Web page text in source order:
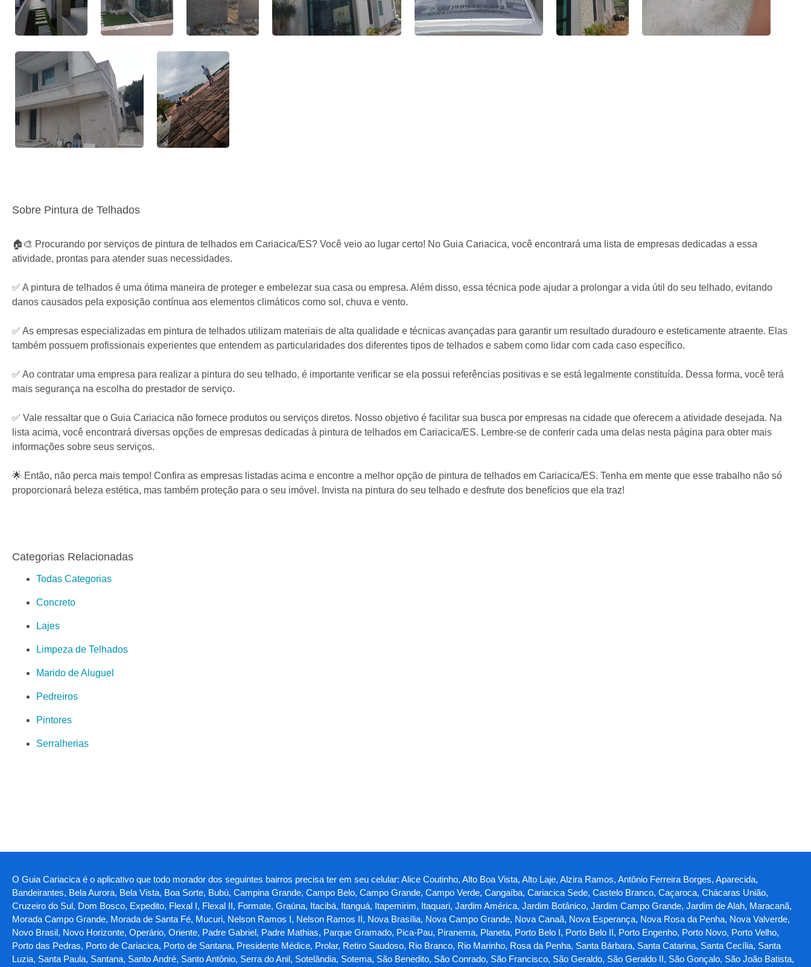
Sobre Pintura de Telhados
🏠🎨 Procurando por serviços de pintura de telhados em Cariacica/ES? Você veio ao lugar certo! No Guia Cariacica, você encontrará uma lista de empresas dedicadas a essa
atividade, prontas para atender suas necessidades.
✅ A pintura de telhados é uma ótima maneira de proteger e embelezar sua casa ou empresa. Além disso, essa técnica pode ajudar a prolongar a vida útil do seu telhado, evitando
danos causados pela exposição contínua aos elementos climáticos como sol, chuva e vento.
✅ As empresas especializadas em pintura de telhados utilizam materiais de alta qualidade e técnicas avançadas para garantir um resultado duradouro e esteticamente atraente. Elas
também possuem profissionais experientes que entendem as particularidades dos diferentes tipos de telhados e sabem como lidar com cada caso específico.
✅ Ao contratar uma empresa para realizar a pintura do seu telhado, é importante verificar se ela possui referências positivas e se está legalmente constituída. Dessa forma, você terá
mais segurança na escolha do prestador de serviço.
✅ Vale ressaltar que o Guia Cariacica não fornece produtos ou serviços diretos. Nosso objetivo é facilitar sua busca por empresas na cidade que oferecem a atividade desejada. Na
lista acima, você encontrará diversas opções de empresas dedicadas à pintura de telhados em Cariacica/ES. Lembre-se de conferir cada uma delas nesta página para obter mais
informações sobre seus serviços.
🌟 Então, não perca mais tempo! Confira as empresas listadas acima e encontre a melhor opção de pintura de telhados em Cariacica/ES. Tenha em mente que esse trabalho não só
proporcionará beleza estética, mas também proteção para o seu imóvel. Invista na pintura do seu telhado e desfrute dos benefícios que ela traz!
Categorias Relacionadas
Todas Categorias
Concreto
Lajes
Limpeza de Telhados
Marido de Aluguel
Pedreiros
Pintores
Serralherias
O Guia Cariacica é o aplicativo que todo morador dos seguintes bairros precisa ter em seu celular: Alice Coutinho, Alto Boa Vista, Alto Laje, Alzira Ramos, Antônio Ferreira Borges, Aparecida,
Bandeirantes, Bela Aurora, Bela Vista, Boa Sorte, Bubú, Campina Grande, Campo Belo, Campo Grande, Campo Verde, Cangaíba, Cariacica Sede, Castelo Branco, Caçaroca, Chácaras União,
Cruzeiro do Sul, Dom Bosco, Expedito, Flexal I, Flexal II, Formate, Graúna, Itacibá, Itanguá, Itapemirim, Itaquari, Jardim América, Jardim Botânico, Jardim Campo Grande, Jardim de Alah, Maracanã,
Morada Campo Grande, Morada de Santa Fé, Mucuri, Nelson Ramos I, Nelson Ramos II, Nova Brasília, Nova Campo Grande, Nova Canaã, Nova Esperança, Nova Rosa da Penha, Nova Valverde,
Novo Brasil, Novo Horizonte, Operário, Oriente, Padre Gabriel, Padre Mathias, Parque Gramado, Pica-Pau, Piranema, Planeta, Porto Belo I, Porto Belo II, Porto Engenho, Porto Novo, Porto Velho,
Porto das Pedras, Porto de Cariacica, Porto de Santana, Presidente Médice, Prolar, Retiro Saudoso, Rio Branco, Rio Marinho, Rosa da Penha, Santa Bárbara, Santa Catarina, Santa Cecília, Santa
Luzia, Santa Paula, Santana, Santo André, Santo Antônio, Serra do Anil, Sotelândia, Sotema, São Benedito, São Conrado, São Francisco, São Geraldo, São Geraldo II, São Gonçalo, São João Batista,